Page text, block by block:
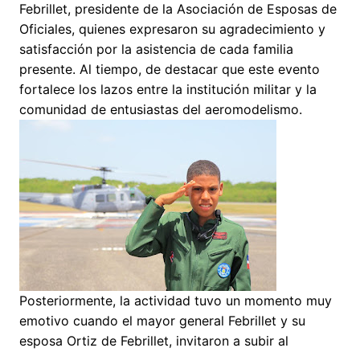
Febrillet, presidente de la Asociación de Esposas de
Oficiales, quienes expresaron su agradecimiento y
satisfacción por la asistencia de cada familia
presente. Al tiempo, de destacar que este evento
fortalece los lazos entre la institución militar y la
comunidad de entusiastas del aeromodelismo.
Posteriormente, la actividad tuvo un momento muy
emotivo cuando el mayor general Febrillet y su
esposa Ortiz de Febrillet, invitaron a subir al